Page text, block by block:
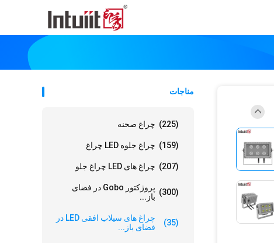
مناجات
چراغ صحنه (225)
چراغ جلوه LED چراغ (159)
چراغ های LED چراغ جلو (207)
پروژکتور Gobo در فضای
باز...
(300)
چراغ های سیلاب افقی LED در
فضای باز...
(35)